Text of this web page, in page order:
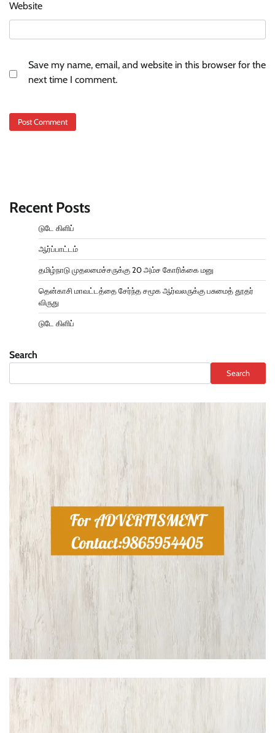
Website
Save my name, email, and website in this browser for the
next time I comment.
Recent Posts
டுடே கிளிப்
ஆர்ப்பாட்டம்
தமிழ்நாடு முதலமைச்சருக்கு 20 அம்ச கோரிக்கை மனு
தென்காசி மாவட்டத்தை சேர்ந்த சமூக ஆர்வலருக்கு பசுமைத் தூதர்
விருது
டுடே கிளிப்
Search
Search